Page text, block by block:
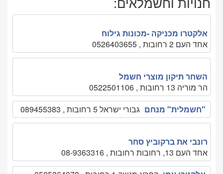
אלקטרו מכניקה -מכונות גילוח
אחד העם 2 רחובות , 0526403655
השחר תיקון מוצרי חשמל
הר מוריה 13 רחובות , 0522501106
"חשמלית" מנחם גבורי ישראל 5 רחובות , 089455383
רונבי את ברקוביץ סחר
אחד העם 13, רחובות רחובות , 08-9363316